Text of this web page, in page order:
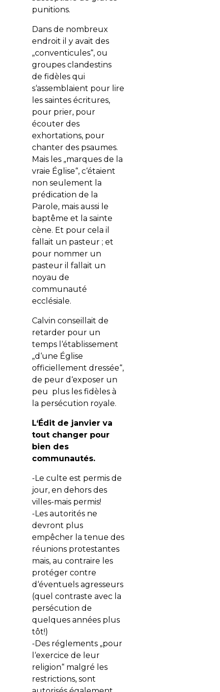
punitions.
Dans de nombreux
endroit il y avait des
„conventicules“, ou
groupes clandestins
de fidèles qui
s‘assemblaient pour lire
les saintes écritures,
pour prier, pour
écouter des
exhortations, pour
chanter des psaumes.
Mais les „marques de la
vraie Église“, c‘étaient
non seulement la
prédication de la
Parole, mais aussi le
baptême et la sainte
cène. Et pour cela il
fallait un pasteur ; et
pour nommer un
pasteur il fallait un
noyau de
communauté
ecclésiale.
Calvin conseillait de
retarder pour un
temps l‘établissement
„d‘une Église
officiellement dressée“,
de peur d‘exposer un
peu plus les fidèles à
la persécution royale.
L‘Édit de janvier va
tout changer pour
bien des
communautés.
-Le culte est permis de
jour, en dehors des
villes-mais permis!
-Les autorités ne
devront plus
empêcher la tenue des
réunions protestantes
mais, au contraire les
protéger contre
d‘éventuels agresseurs
(quel contraste avec la
persécution de
quelques années plus
tôt!)
-Des réglements „pour
l‘exercice de leur
religion“ malgré les
restrictions, sont